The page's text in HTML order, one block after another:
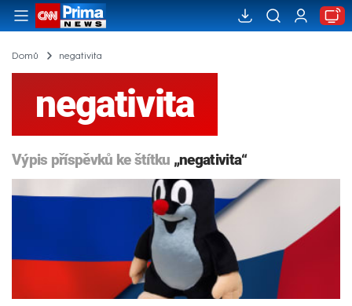
Domů negativita
negativita
Výpis příspěvků ke štítku „negativita“